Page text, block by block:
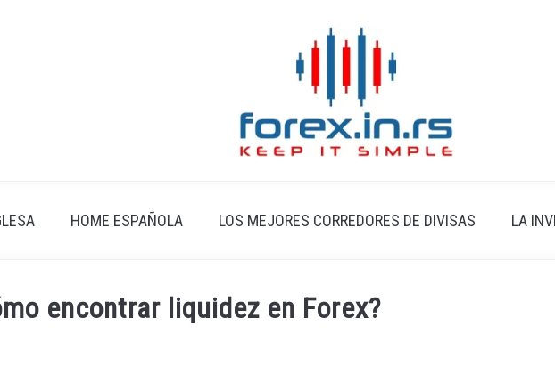
HOME ESPAÑOLA LOS MEJORES CORREDORES DE DIVISAS LA
encontrar liquidez en Forex?